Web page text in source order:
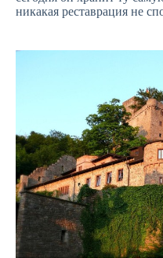
никакая реставрация не